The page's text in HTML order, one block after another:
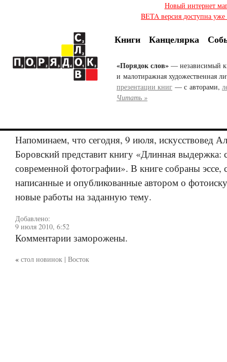
Новый интернет
BETA версия доступна
Книги Канцелярка
«Порядок слов» — независимый
и малотиражная художественная
презентации книг — с авторами,
Читать »
Напоминаем, что сегодня, 9 июля, искусствовед
Боровский представит книгу «Длинная выдержка:
современной фотографии». В книге собраны эссе,
написанные и опубликованные автором о
новые работы на заданную тему.
Добавлено:
9 июля 2010, 6:52
Комментарии заморожены.
« стол новинок | Восток